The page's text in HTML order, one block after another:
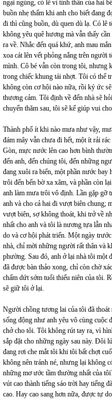
ngại ngùng, có lẽ vì tình thân của hai
buồn nhẹ thấm khi anh cho biết đang
đi thì cũng buồn, dù quen dù lạ. Có lẽ
không yêu quê hương mà vẫn thấy
ra về. Nhắc đến quá khứ, anh mau
xoa cát lên vết phỏng nắng trên người
mình. Cô bé vẫn còn trong tôi, nhưng
trong chiếc khung tái nhợt. Tôi có thể
không còn cơ hội nào nữa, rồi ký ức
thương cảm. Tôi định về đến nhà sẽ
chuyến thăm sau, tôi sẽ kể giúp vui
Thành phố ít khi nào mưa như vậy,
đám mây vẫn chưa đi hết, một ít rải
Gòn, mực nước lên cao hơn bình
đến anh, đến chúng tôi, đến những
đang xuôi ra biển, một phần nước bay
trôi đến bến bờ xa xăm, và phần còn
anh làm mưa trôi vô định. Lần gặp gỡ
anh và cho cả hai đi vượt biên chung;
vượt biên, sợ không thoát, khi trở về
nhất cho anh và tôi là nương tựa lẫn
do và cơ hội phát triển. Một ngày
nhà, chỉ mời những người rất thân và
phường. Sau đó, anh ở lại nhà tôi một
đã được bàn thảo xong, chỉ còn chờ
chấm dứt sớm tuổi thiếu niên của tôi.
sẽ giữ tôi ở lại.
Người chồng tương lai của tôi đã
sống động như anh yêu vô cùng cuộc
chở cho tôi. Tôi không rút tay ra, vì
sắp đặt cho những ngày sau này. Đôi
đang rơi che mắt tôi khi tôi bất chợt
không nên tránh né, nhưng lại không
những mơ ước tầm thường nhất của
vút cao thành tiếng sáo trời hay tiếng
cao. Hay cao sang hơn nữa, được tự